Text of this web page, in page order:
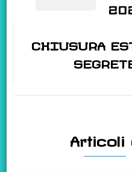
CHIUSURA
Articoli